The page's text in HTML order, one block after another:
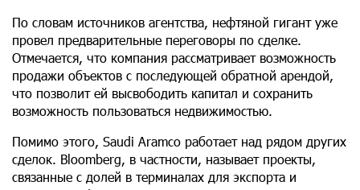
По словам источников агентства, нефтяной гигант уже
провел предварительные переговоры по сделке.
Отмечается, что компания рассматривает возможность
продажи объектов с последующей обратной арендой,
что позволит ей высвободить капитал и сохранить
возможность пользоваться недвижимостью.
Помимо этого, Saudi Aramco работает над рядом других
сделок. Bloomberg, в частности, называет проекты,
связанные с долей в терминалах для экспорта и